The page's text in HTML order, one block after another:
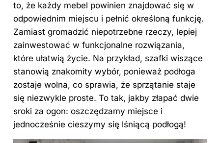
to, że każdy mebel powinien znajdować się w
odpowiednim miejscu i pełnić określoną funkcję.
Zamiast gromadzić niepotrzebne rzeczy, lepiej
zainwestować w funkcjonalne rozwiązania,
które ułatwią życie. Na przykład, szafki wiszące
stanowią znakomity wybór, ponieważ podłoga
zostaje wolna, co sprawia, że sprzątanie staje
się niezwykle proste. To tak, jakby złapać dwie
sroki za ogon: oszczędzamy miejsce i
jednocześnie cieszymy się lśniącą podłogą!